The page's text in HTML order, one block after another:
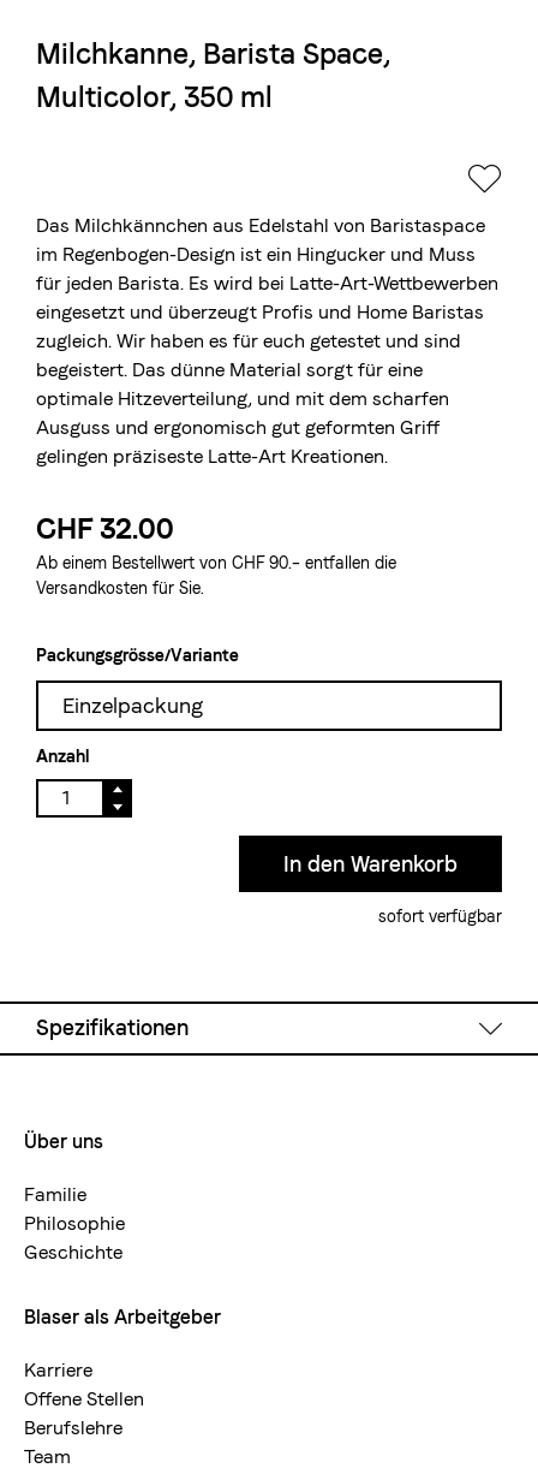
Die Berner Rösterei
Blasercafé
© 2026 Blasercafé AG
Milchkanne, Barista Space,
Multicolor, 350 ml
Das Milchkännchen aus Edelstahl von Baristaspace
im Regenbogen-Design ist ein Hingucker und Muss
für jeden Barista. Es wird bei Latte-Art-Wettbewerben
eingesetzt und überzeugt Profis und Home Baristas
zugleich. Wir haben es für euch getestet und sind
begeistert. Das dünne Material sorgt für eine
optimale Hitzeverteilung, und mit dem scharfen
Ausguss und ergonomisch gut geformten Griff
gelingen präziseste Latte-Art Kreationen.
CHF 32.00
Ab einem Bestellwert von CHF 90.– entfallen die
Versandkosten für Sie.
Packungsgrösse/Variante
Einzelpackung
Anzahl
sofort verfügbar
Spezifikationen
Material:
Farbe:
Höhe:
Footermenue-
neu
Über uns
Familie
Philosophie
Geschichte
Blaser als Arbeitgeber
Karriere
Offene Stellen
Berufslehre
Team